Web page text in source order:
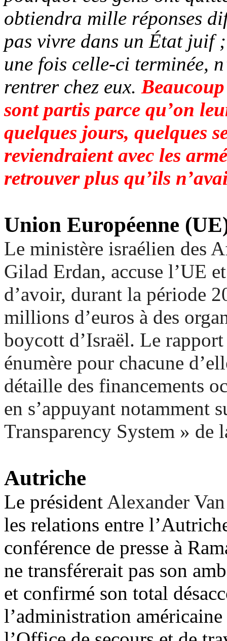
obtiendra mille réponses
pas vivre dans un État juif
une fois celle-ci terminée,
rentrer chez eux.
sont partis parce qu’on
quelques jours, quelques
reviendraient avec les
retrouver plus qu’ils
Union Européenne
Le ministère israélien des
Gilad Erdan, accuse l’UE
d’avoir, durant la période
millions d’euros à des
boycott d’Israël. Le
énumère pour chacune
détaille des financements
en s’appuyant notamment
Transparency System » de
Autriche
Le président Alexander
les relations entre
conférence de presse à
ne transférerait pas son
et confirmé son total
l’administration